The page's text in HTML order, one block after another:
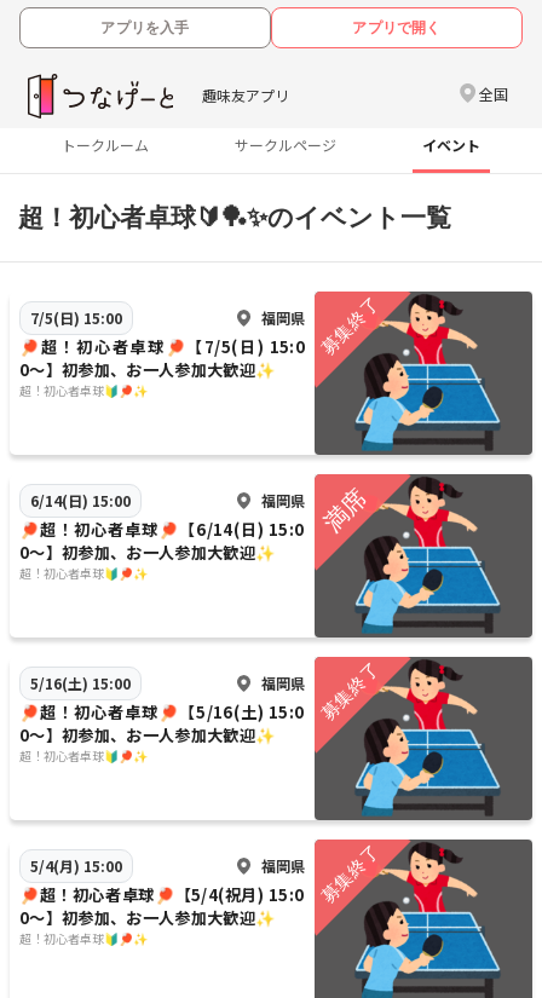
アプリを入手 アプリで開く
趣味友アプリ 全国
トークルーム サークルページ イベント
超！初心者卓球🔰🏓✨のイベント一覧
7/5(日) 15:00 福岡県
🏓超！初心者卓球🏓【7/5(日) 15:0
0〜】初参加、お一人参加大歓迎✨
超！初心者卓球🔰🏓✨
6/14(日) 15:00 福岡県
🏓超！初心者卓球🏓【6/14(日) 15:0
0〜】初参加、お一人参加大歓迎✨
超！初心者卓球🔰🏓✨
5/16(土) 15:00 福岡県
🏓超！初心者卓球🏓【5/16(土) 15:0
0〜】初参加、お一人参加大歓迎✨
超！初心者卓球🔰🏓✨
5/4(月) 15:00 福岡県
🏓超！初心者卓球🏓【5/4(祝月) 15:0
0〜】初参加、お一人参加大歓迎✨
超！初心者卓球🔰🏓✨